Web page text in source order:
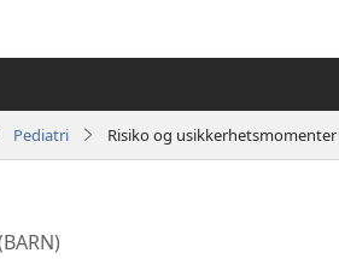
Pediatri Risiko og